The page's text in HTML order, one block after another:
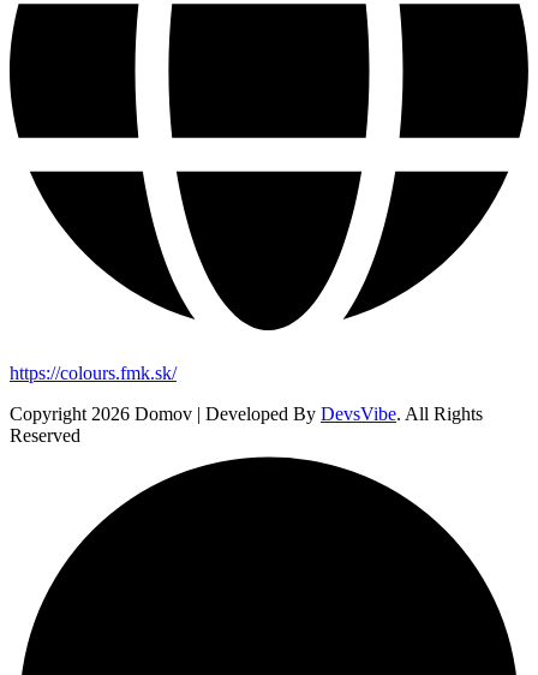
https://colours.fmk.sk/
Copyright 2026 Domov | Developed By DevsVibe. All Rights
Reserved